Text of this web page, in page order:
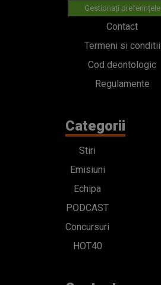
Gestionați preferințele
Contact
Termeni si conditii
Cod deontologic
Regulamente
Categorii
Stiri
Emisiuni
Echipa
PODCAST
Concursuri
HOT40